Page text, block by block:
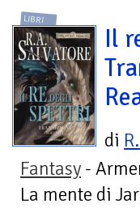
LIBRI
Il
di
Fantasy -
La mente di